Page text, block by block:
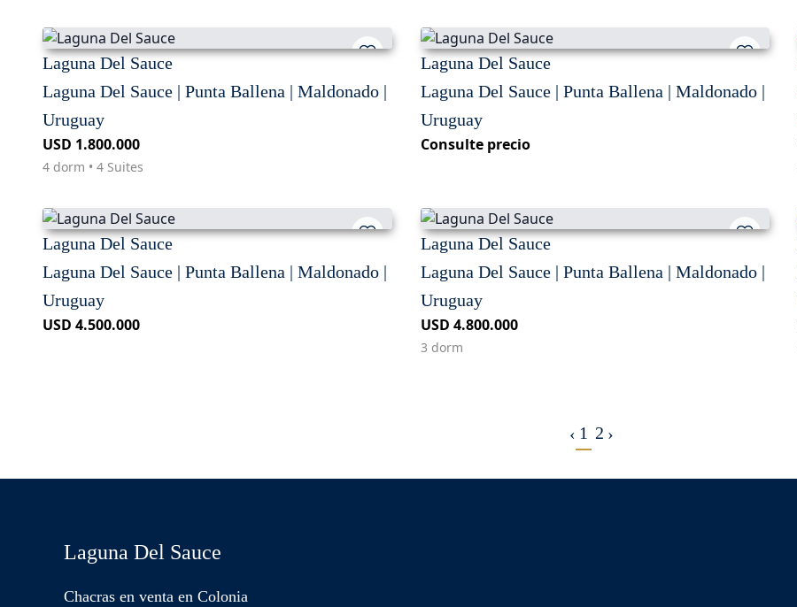
Laguna Del Sauce
Laguna Del Sauce | Punta Ballena | Maldonado |
Uruguay
USD 1.800.000
4 dorm • 4 Suites
Laguna Del Sauce
Laguna Del Sauce | Punta Ballena | Maldonado |
Uruguay
Consulte precio
Laguna Del Sauce
Laguna Del Sauce | Punta Ballena | Maldonado |
Uruguay
USD 4.500.000
Laguna Del Sauce
Laguna Del Sauce | Punta Ballena | Maldonado |
Uruguay
USD 4.800.000
3 dorm
‹ 1 2 ›
Laguna Del Sauce
Chacras en venta en Colonia